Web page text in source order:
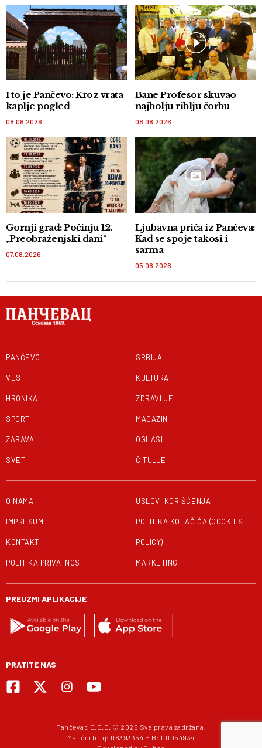
I to je Pančevo: Kroz vrata
kaplje pogled
08.08.2026
Bane Profesor skuvao
najbolju riblju čorbu
08.08.2026
Gornji grad: Počinju 12.
„Preobraženjski dani“
07.08.2026
Ljubavna priča iz Pančeva:
Kad se spoje takosi i
sarma
05.08.2026
PANČEVO
VESTI
HRONIKA
SPORT
ZABAVA
SVET
SRBIJA
KULTURA
ZDRAVLJE
MAGAZIN
OGLASI
ČITULJE
O NAMA
IMPRESUM
KONTAKT
POLITIKA PRIVATNOSTI
USLOVI KORIŠĆENJA
POLITIKA KOLAČIĆA (COOKIES
POLICY)
MARKETING
PREUZMI APLIKACIJE
PRATITE NAS
Pančevac D.O.O. © 2026 Sva prava zadržana.
Matični broj: 08393354 PIB: 101054934